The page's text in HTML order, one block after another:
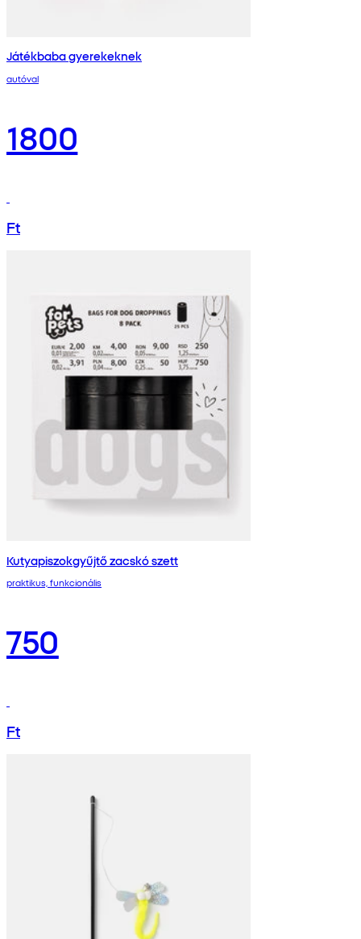
Játékbaba gyerekeknek
autóval
1800
Ft
Kutyapiszokgyűjtő zacskó szett
praktikus, funkcionális
750
Ft